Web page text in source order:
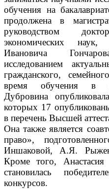
обучения на
продолжена в
руководством
экономических наук,
Ивановича
исследованием
гражданского,
время обучения в
Дубровина
которых 17
в перечень Высшей
Она также является
право»,
Иншаковой, А.Я.
Кроме того, Анастасия
становилась
конкурсов.